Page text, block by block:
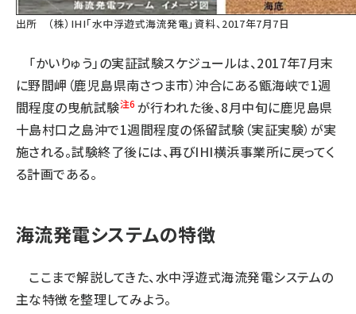
出所 （株）IHI「水中浮遊式海流発電」資料、2017年7月7日
「かいりゅう」の実証試験スケジュールは、2017年7月末
に野間岬（鹿児島県南さつま市）沖合にある甑海峡で1週
間程度の曳航試験注6 が行われた後、8月中旬に鹿児島県
十島村口之島沖で1週間程度の係留試験（実証実験）が実
施される。試験終了後には、再びIHI横浜事業所に戻ってく
る計画である。
海流発電システムの特徴
ここまで解説してきた、水中浮遊式海流発電システムの
主な特徴を整理してみよう。